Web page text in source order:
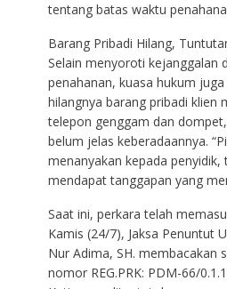
tentang batas waktu
Barang Pribadi Hilang,
Selain menyoroti kejanggalan
penahanan, kuasa hukum
hilangnya barang pribadi klien
telepon genggam dan
belum jelas keberadaannya.
menanyakan kepada penyidik,
mendapat tanggapan yang
Saat ini, perkara telah
Kamis (24/7), Jaksa Penuntut
Nur Adima, SH. membacakan
nomor REG.PRK: PDM-66/